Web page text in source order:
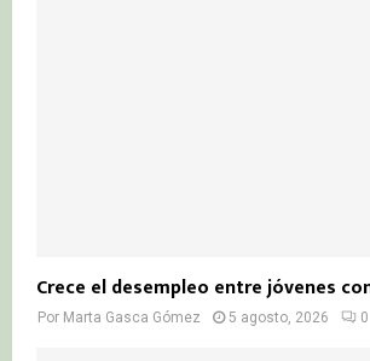
Crece el desempleo entre jóvenes
Por Marta Gasca Gómez 5 agosto, 2026 0